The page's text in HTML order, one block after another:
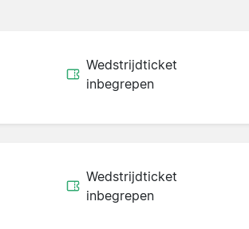
Wedstrijdticket
inbegrepen
Wedstrijdticket
inbegrepen